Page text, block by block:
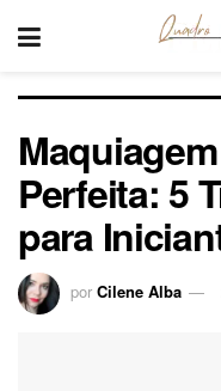
Perfeita: 5
para
por Cilene Alba